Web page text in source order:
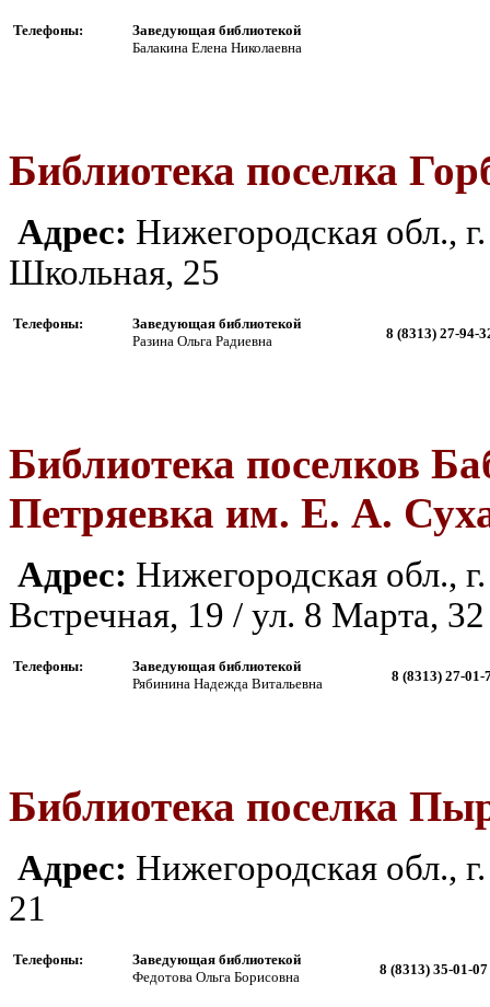
Телефоны:
Заведующая библиотекой
Балакина Елена Николаевна
Библиотека поселка
Адрес: Нижегородская обл.,
Школьная, 25
Телефоны:
Заведующая библиотекой
Разина Ольга Радиевна
8 (8313)
Библиотека поселков
Петряевка им. Е. А.
Адрес: Нижегородская обл.,
Встречная, 19 / ул. 8 Марта, 32
Телефоны:
Заведующая библиотекой
Рябинина Надежда Витальевна
8 (8313) 27-
Библиотека поселка
Адрес: Нижегородская обл.,
21
Телефоны:
Заведующая библиотекой
Федотова Ольга Борисовна
8 (8313) 35-